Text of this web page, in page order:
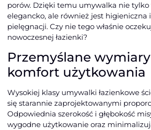
porów. Dzięki temu umywalka nie tylko
elegancko, ale również jest higieniczna
pielęgnacji. Czy nie tego właśnie
nowoczesnej łazienki?
Przemyślane
komfort użytkowania
Wysokiej klasy umywalki łazienkowe
się starannie zaprojektowanymi
Odpowiednia szerokość i głębokość
wygodne użytkowanie oraz